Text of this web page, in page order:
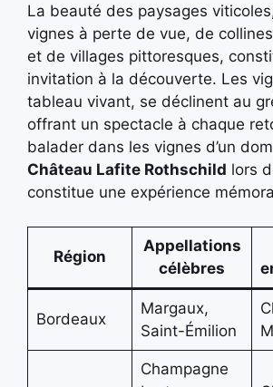
La beauté des paysages
vignes à perte de vue, de
et de villages pittoresques,
invitation à la découverte. Les
tableau vivant, se déclinent au
offrant un spectacle à chaque
balader dans les vignes d’un
Château Lafite Rothschild lors
constitue une expérience
Région
Appellations
célèbres
Bordeaux
Margaux,
Saint-Émilion
Champagne